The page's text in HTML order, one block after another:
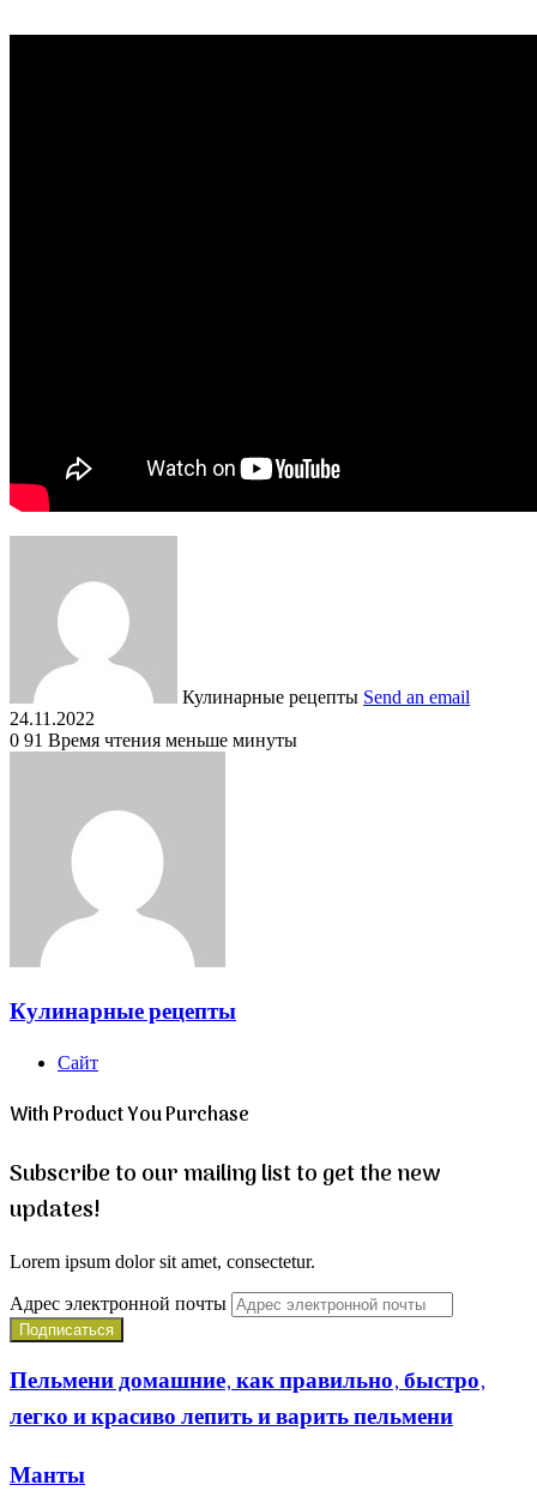
Кулинарные рецепты Send an email
24.11.2022
0 91 Время чтения меньше минуты
Кулинарные рецепты
Сайт
With Product You Purchase
Subscribe to our mailing list to get the new
updates!
Lorem ipsum dolor sit amet, consectetur.
Адрес электронной почты
Пельмени домашние, как правильно, быстро,
легко и красиво лепить и варить пельмени
Манты